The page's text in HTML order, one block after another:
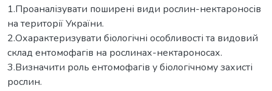
1.Проаналізувати поширені види рослин-нектароносів
на території України.
2.Охарактеризувати біологічні особливості та видовий
склад ентомофагів на рослинах-нектароносах.
3.Визначити роль ентомофагів у біологічному захисті
рослин.